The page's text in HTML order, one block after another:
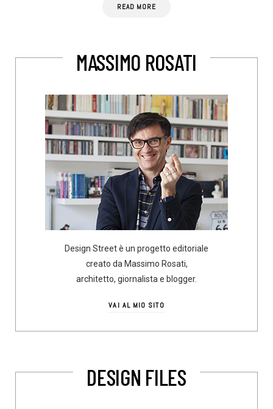
READ MORE
MASSIMO ROSATI
Design Street è un progetto editoriale
creato da Massimo Rosati,
architetto, giornalista e blogger.
VAI AL MIO SITO
DESIGN FILES